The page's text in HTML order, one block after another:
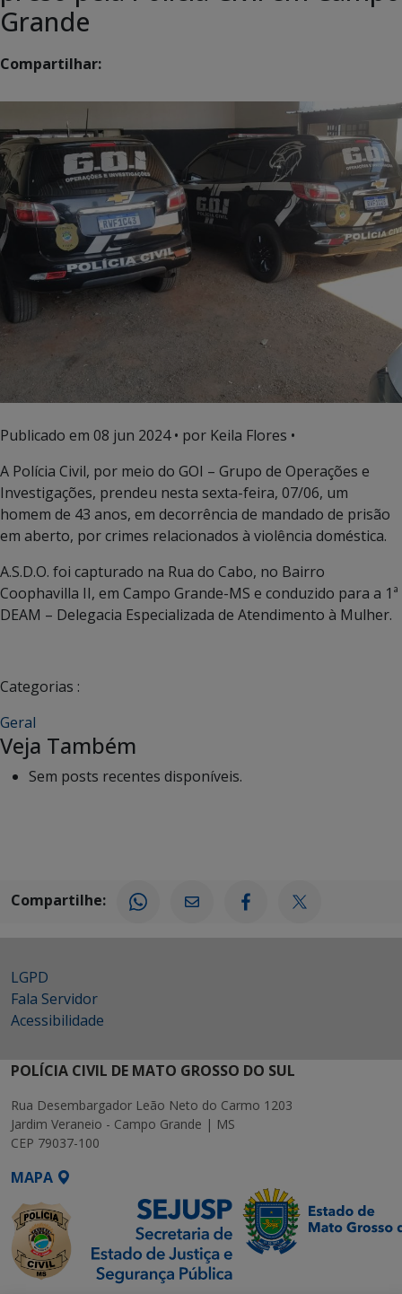
Grande
Compartilhar:
Publicado em 08 jun 2024• por Keila Flores •
A Polícia Civil, por meio do GOI – Grupo de Operações e
Investigações, prendeu nesta sexta-feira, 07/06, um
homem de 43 anos, em decorrência de mandado de prisão
em aberto, por crimes relacionados à violência doméstica.
A.S.D.O. foi capturado na Rua do Cabo, no Bairro
Coophavilla II, em Campo Grande-MS e conduzido para a 1ª
DEAM – Delegacia Especializada de Atendimento à Mulher.
Categorias :
Geral
Veja Também
Sem posts recentes disponíveis.
Compartilhe:
LGPD
Fala Servidor
Acessibilidade
POLÍCIA CIVIL DE MATO GROSSO DO SUL
Rua Desembargador Leão Neto do Carmo 1203
Jardim Veraneio - Campo Grande | MS
CEP 79037-100
MAPA